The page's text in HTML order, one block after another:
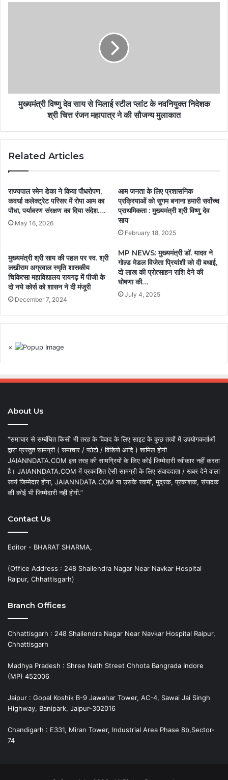
मुख्यमंत्री विष्णु देव साय से भिलाई स्टील प्लांट के नवनियुक्त निदेशक
श्री चित्त रंजन महापात्र ने की सौजन्य मुलाकात
Related Articles
राज्यपाल रमेन डेका ने किया पौधरोपण,
कवर्धा कलेक्ट्रेट परिसर में रोपा आम का
पौधा, पर्यावरण संरक्षण का दिया संदेश….
May 16, 2026
आम जनता के लिए प्रशासनिक
प्रक्रियाओं को सुगम बनाना हमारी सर्वोच्च
प्राथमिकता : मुख्यमंत्री श्री विष्णु देव
साय
February 18, 2025
मुख्यमंत्री श्री साय की पहल पर स्व. श्री
लखीराम अग्रवाल स्मृति शासकीय
चिकित्सा महाविद्यालय रायगढ़ में पीजी के
दो नये कोर्स को शासन ने दी मंजूरी
December 7, 2024
MP NEWS: मुख्यमंत्री डॉ. यादव ने
गोल्ड मेडल विजेता प्रियांशी को दी बधाई,
दो लाख की प्रोत्साहन राशि देने की
घोषणा की…
July 4, 2025
×
About Us
“समाचार से सम्बंधित किसी भी तरह के विवाद के लिए साइट के कुछ तत्वों में उपयोगकर्ताओं
द्वारा प्रस्तुत सामग्री ( समाचार / फोटो / विडियो आदि ) शामिल होगी
JAIANNDATA.COM इस तरह की सामग्रियों के लिए कोई जिम्मेदारी स्वीकार नहीं करता
है। JAIANNDATA.COM में प्रकाशित ऐसी सामग्री के लिए संवाददाता / खबर देने वाला
स्वयं जिम्मेदार होगा, JAIANNDATA.COM या उसके स्वामी, मुद्रक, प्रकाशक, संपादक
की कोई भी जिम्मेदारी नहीं होगी.”
Contact Us
Editor - BHARAT SHARMA,
(Office Address : 248 Shailendra Nagar Near Navkar Hospital
Raipur, Chhattisgarh)
Branch Offices
Chhattisgarh : 248 Shailendra Nagar Near Navkar Hospital Raipur,
Chhattisgarh
Madhya Pradesh : Shree Nath Street Chhota Bangrada Indore
(MP) 452006
Jaipur : Gopal Koshik B-9 Jawahar Tower, AC-4, Sawai Jai Singh
Highway, Banipark, Jaipur-302016
Chandigarh : E331, Miran Tower, Industrial Area Phase 8b,Sector-
74